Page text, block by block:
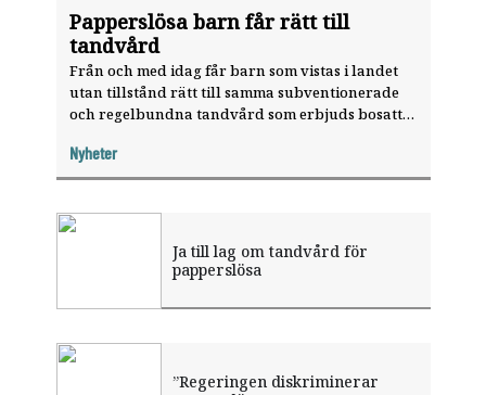
Papperslösa barn får rätt till
tandvård
Från och med idag får barn som vistas i landet
utan tillstånd rätt till samma subventionerade
och regelbundna tandvård som erbjuds bosatta
Nyheter
Ja till lag om tandvård för
papperslösa
”Regeringen diskriminerar